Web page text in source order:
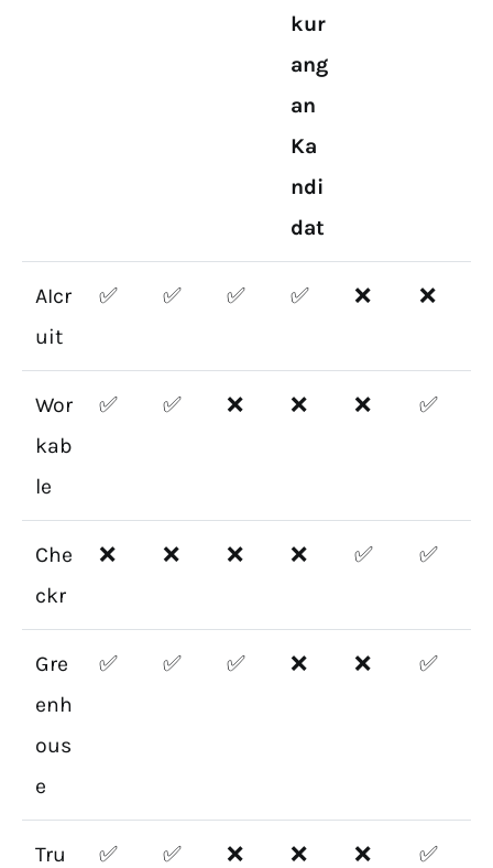
kur
ang
an
Ka
ndi
dat
AIcr
uit
✅ ✅ ✅ ✅ ❌ ❌
Wor
kab
le
✅ ✅ ❌ ❌ ❌ ✅
Che
ckr
❌ ❌ ❌ ❌ ✅ ✅
Gre
enh
ous
e
✅ ✅ ✅ ❌ ❌ ✅
Tru
✅ ✅ ❌ ❌ ❌ ✅